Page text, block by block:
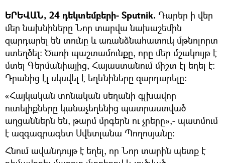
ԵՐԵՎԱՆ, 24 դեկտեմբերի- Sputnik. Դարեր ի վեր
մեր նախնիները Նոր տարվա նախաշեմին
զարդարել են տունը և առանձնահատուկ մթնոլորտ
ստեղծել։ Ծառի պաշտամունքը, որը մեր մշակույթ է
մտել Գերմանիայից, Հայաստանում միշտ էլ եղել է։
Դրանից էլ սկսվել է եղևնիները զարդարելը։
«Հայկական տոնական սեղանի գլխավոր
ուտելիքները կանաչեղենից պատրաստված
աղցաններն են, թարմ մրգերն ու չրերը»,- պատմում
է ազգագրագետ Սվետլանա Պողոսյանը։
Հնում ավանդույթ է եղել, որ Նոր տարին պետք է